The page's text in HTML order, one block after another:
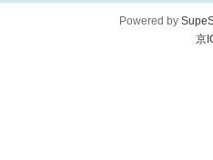
Powered by
京